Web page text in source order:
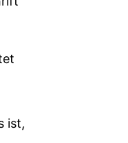
ist,